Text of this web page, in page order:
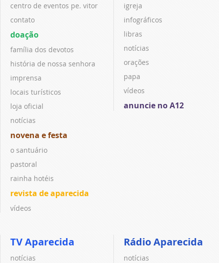
centro de eventos pe. vitor
contato
doação
família dos devotos
história de nossa senhora
imprensa
locais turísticos
loja oficial
notícias
novena e festa
o santuário
pastoral
rainha hotéis
revista de aparecida
vídeos
igreja
infográficos
libras
notícias
orações
papa
vídeos
anuncie no A12
TV Aparecida
notícias
Rádio Aparecida
notícias